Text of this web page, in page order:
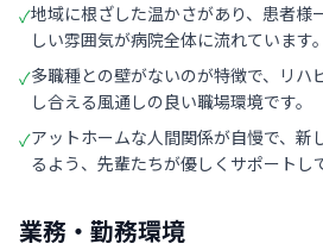
✓地域に根ざした温かさがあり、患者様
しい雰囲気が病院全体に流れています。
✓多職種との壁がないのが特徴で、リハ
し合える風通しの良い職場環境です。
✓アットホームな人間関係が自慢で、新
るよう、先輩たちが優しくサポートし
業務・勤務環境